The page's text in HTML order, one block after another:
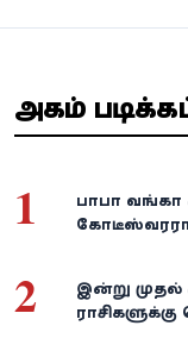
அதிகம்
1
பாபா வங்கா
2
இன்று முதல்